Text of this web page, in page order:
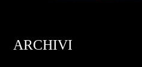
ARCHIVI